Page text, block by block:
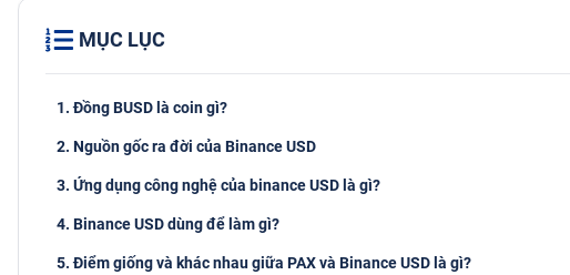
MỤC LỤC
1. Đồng BUSD là coin gì?
2. Nguồn gốc ra đời của Binance USD
3. Ứng dụng công nghệ của binance USD là gì?
4. Binance USD dùng để làm gì?
5. Điểm giống và khác nhau giữa PAX và Binance USD là gì?